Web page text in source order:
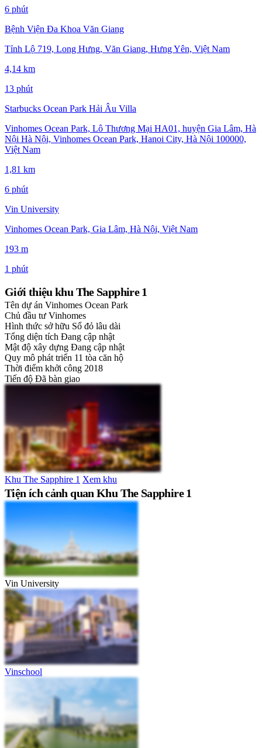
6 phút
Bệnh Viện Đa Khoa Văn Giang
Tỉnh Lộ 719, Long Hưng, Văn Giang, Hưng Yên, Việt Nam
4,14 km
13 phút
Starbucks Ocean Park Hải Âu Villa
Vinhomes Ocean Park, Lô Thương Mại HA01, huyện Gia Lâm, Hà
Nội Hà Nội, Vinhomes Ocean Park, Hanoi City, Hà Nội 100000,
Việt Nam
1,81 km
6 phút
Vin University
Vinhomes Ocean Park, Gia Lâm, Hà Nội, Việt Nam
193 m
1 phút
Giới thiệu khu The Sapphire 1
Tên dự án Vinhomes Ocean Park
Chủ đầu tư Vinhomes
Hình thức sở hữu Sổ đỏ lâu dài
Tổng diện tích Đang cập nhật
Mật độ xây dựng Đang cập nhật
Quy mô phát triển 11 tòa căn hộ
Thời điểm khởi công 2018
Tiến độ Đã bàn giao
Khu The Sapphire 1 Xem khu
Tiện ích cảnh quan Khu The Sapphire 1
Vin University
Vinschool